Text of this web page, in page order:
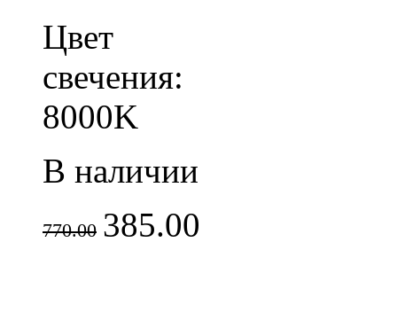
Цвет
свечения:
8000K
В наличии
770.00 385.00